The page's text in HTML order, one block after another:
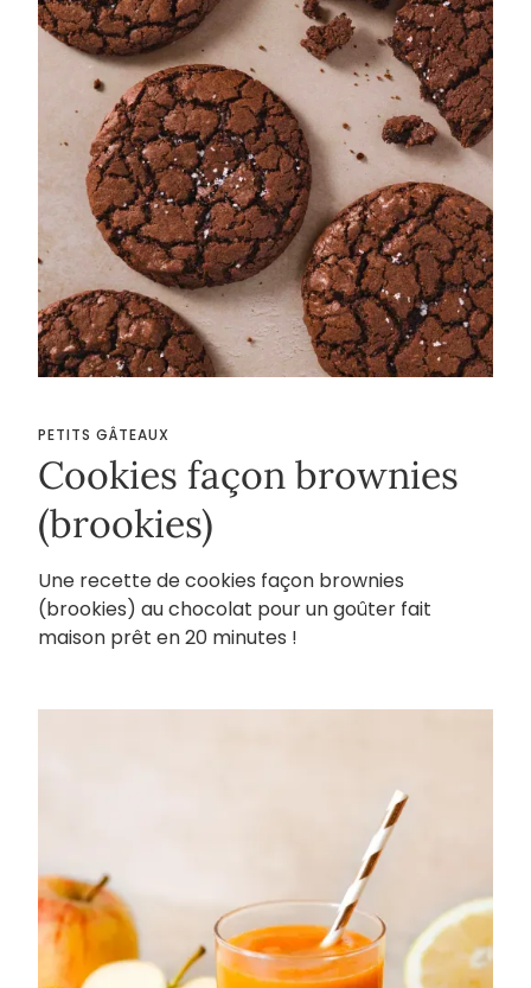
PETITS GÂTEAUX
Cookies façon brownies
(brookies)
Une recette de cookies façon brownies
(brookies) au chocolat pour un goûter fait
maison prêt en 20 minutes !